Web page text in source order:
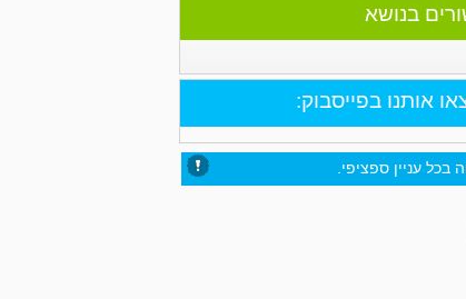
בנושא
אותנו בפייסבוק:
עניין ספציפי.